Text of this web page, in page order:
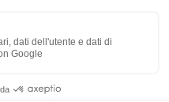
di navigazione